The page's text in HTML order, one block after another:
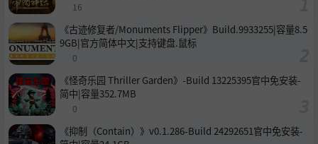
16
《古迹修复者/Monuments Flipper》Build.9933255|容量8.5
9GB|官方简体中文|支持键盘.鼠标
0
《怪奇乐园 Thriller Garden》-Build 13225395官中免安装-
简中|容量352.7MB
0
《抑制（Contain）》v0.1.286-Build 24292651官中免安装-